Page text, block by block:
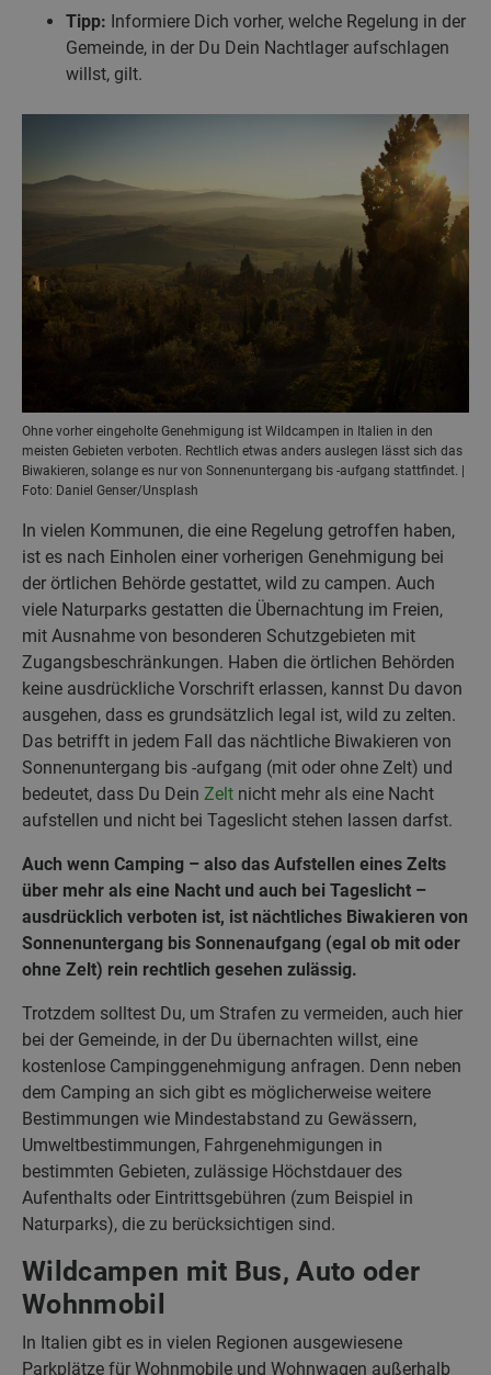
Tipp: Informiere Dich vorher, welche Regelung in der
Gemeinde, in der Du Dein Nachtlager aufschlagen
willst, gilt.
Ohne vorher eingeholte Genehmigung ist Wildcampen in Italien in den
meisten Gebieten verboten. Rechtlich etwas anders auslegen lässt sich das
Biwakieren, solange es nur von Sonnenuntergang bis -aufgang stattfindet. |
Foto: Daniel Genser/Unsplash
In vielen Kommunen, die eine Regelung getroffen haben,
ist es nach Einholen einer vorherigen Genehmigung bei
der örtlichen Behörde gestattet, wild zu campen. Auch
viele Naturparks gestatten die Übernachtung im Freien,
mit Ausnahme von besonderen Schutzgebieten mit
Zugangsbeschränkungen. Haben die örtlichen Behörden
keine ausdrückliche Vorschrift erlassen, kannst Du davon
ausgehen, dass es grundsätzlich legal ist, wild zu zelten.
Das betrifft in jedem Fall das nächtliche Biwakieren von
Sonnenuntergang bis -aufgang (mit oder ohne Zelt) und
bedeutet, dass Du Dein Zelt nicht mehr als eine Nacht
aufstellen und nicht bei Tageslicht stehen lassen darfst.
Auch wenn Camping – also das Aufstellen eines Zelts
über mehr als eine Nacht und auch bei Tageslicht –
ausdrücklich verboten ist, ist nächtliches Biwakieren von
Sonnenuntergang bis Sonnenaufgang (egal ob mit oder
ohne Zelt) rein rechtlich gesehen zulässig.
Trotzdem solltest Du, um Strafen zu vermeiden, auch hier
bei der Gemeinde, in der Du übernachten willst, eine
kostenlose Campinggenehmigung anfragen. Denn neben
dem Camping an sich gibt es möglicherweise weitere
Bestimmungen wie Mindestabstand zu Gewässern,
Umweltbestimmungen, Fahrgenehmigungen in
bestimmten Gebieten, zulässige Höchstdauer des
Aufenthalts oder Eintrittsgebühren (zum Beispiel in
Naturparks), die zu berücksichtigen sind.
Wildcampen mit Bus, Auto oder
Wohnmobil
In Italien gibt es in vielen Regionen ausgewiesene
Parkplätze für Wohnmobile und Wohnwagen außerhalb